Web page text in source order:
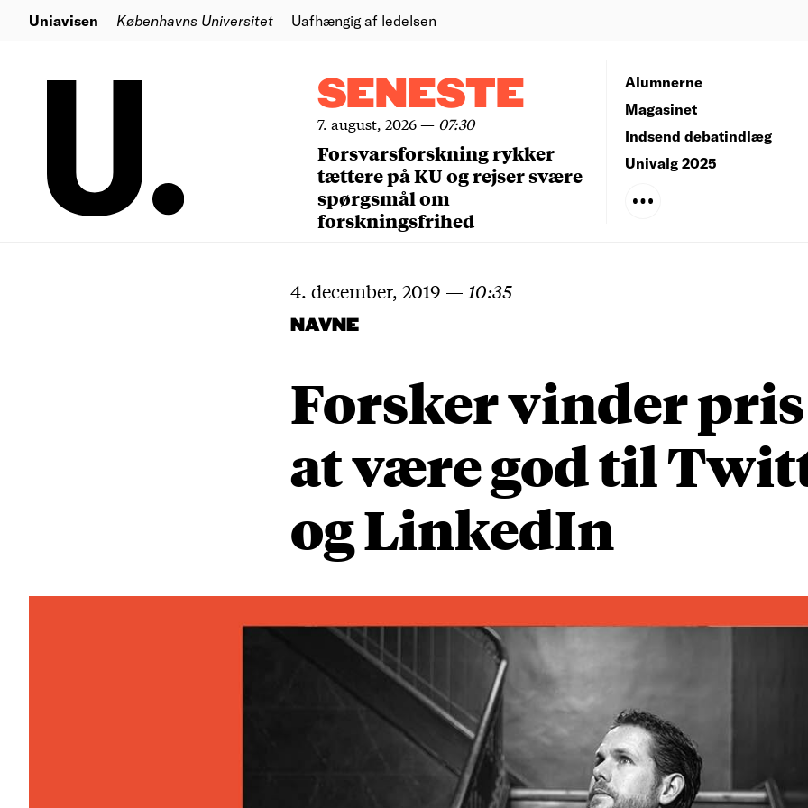
Uniavisen Københavns Universitet Uafhængig af ledelsen
SENESTE
7. august, 2026— 07:30
Forsvarsforskning rykker
tættere på KU og rejser svære
spørgsmål om
forskningsfrihed
Alumnerne
Magasinet
Indsend debatindlæg
Univalg 2025
4. december, 2019 — 10:35
NAVNE
Forsker vinder
at være god til
og LinkedIn